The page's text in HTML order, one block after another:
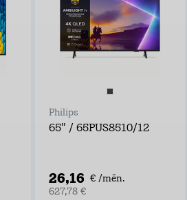
Philips
65" / 65PUS8510/12
26,16 € /mēn.
627,78 €